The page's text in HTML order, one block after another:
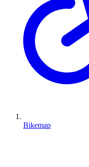
Bikemap